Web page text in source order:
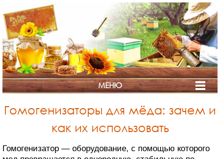
СТРАНА
МЕНЮ
Гомогенизаторы для мёда: зачем и
как их использовать
Гомогенизатор — оборудование, с помощью которого